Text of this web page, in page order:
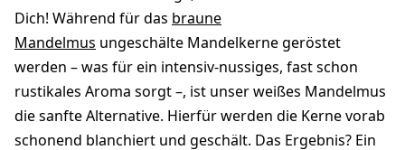
Dich! Während für das braune
Mandelmus ungeschälte Mandelkerne geröstet
werden – was für ein intensiv-nussiges, fast schon
rustikales Aroma sorgt –, ist unser weißes Mandelmus
die sanfte Alternative. Hierfür werden die Kerne vorab
schonend blanchiert und geschält. Das Ergebnis? Ein